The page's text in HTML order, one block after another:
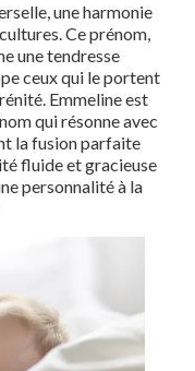
une harmonie
Ce prénom,
une tendresse
ceux qui le portent
Emmeline est
qui résonne avec
la fusion parfaite
fluide et gracieuse
personnalité à la